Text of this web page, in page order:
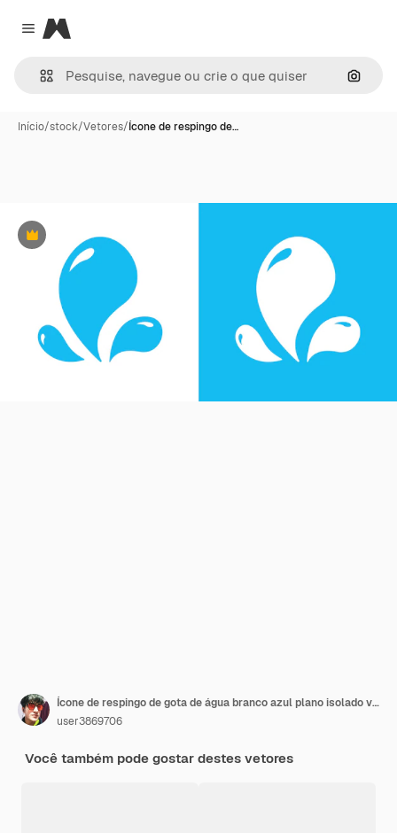
Close menu
Magnific
Início/stock/Vetores/Ícone de respingo de…
Premium
Ícone de respingo de gota de água branco azul plano isolado vetor
user3869706
Você também pode gostar destes vetores